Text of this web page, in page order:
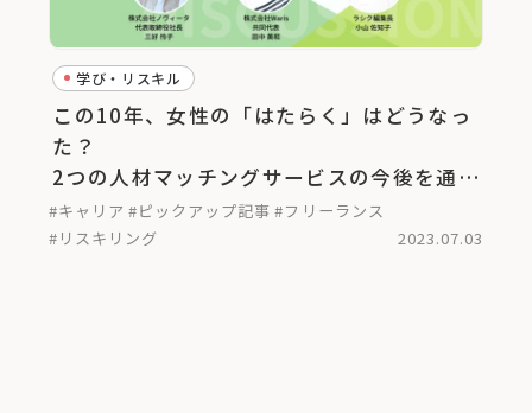
学び・リスキル
この10年、女性の「はたらく」はどうなっ
た？
2つの人材マッチングサービスの今後を通し
て考える＜後編＞
#キャリア #ピックアップ記事 #フリーランス
#リスキリング
2023.07.03